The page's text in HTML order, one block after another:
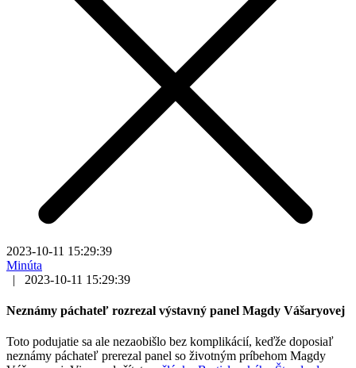
2023-10-11 15:29:39
Minúta
|
2023-10-11 15:29:39
Neznámy páchateľ rozrezal výstavný panel Magdy Vášaryovej
Toto podujatie sa ale nezaobišlo bez komplikácií, keďže doposiaľ
neznámy páchateľ prerezal panel so životným príbehom Magdy